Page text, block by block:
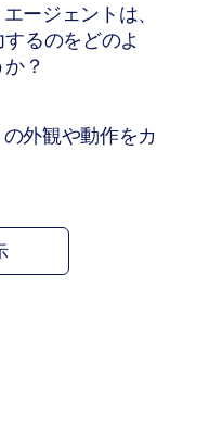
ージェントは、
るのをどのよ
？
外観や動作をカ